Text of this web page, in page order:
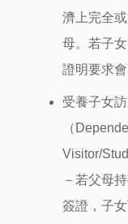
濟上完全
母。若子
證明要求
受養子女
（
Visitor/
－若父母
簽證，子